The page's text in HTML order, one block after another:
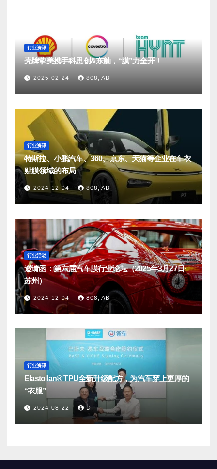
行业资讯
壳牌挚美携手科思创&东舢，“膜”力全开！
2025-02-24 808, AB
行业资讯
特斯拉、小鹏汽车、360、京东、天猫等企业在车衣
贴膜领域的布局
2024-12-04 808, AB
行业活动
邀请函：第六届汽车膜行业论坛（2025年3月27日·
苏州）
2024-12-04 808, AB
行业资讯
Elastollan® TPU全新升级配方，为汽车穿上更厚的
“衣服”
2024-08-22 D